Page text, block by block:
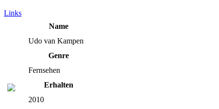
Links
Name
Udo van Kampen
Genre
Fernsehen
Erhalten
2010